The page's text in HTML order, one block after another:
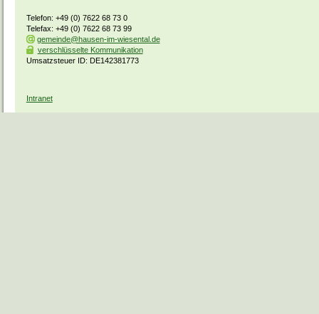
Telefon: +49 (0) 7622 68 73 0
Telefax: +49 (0) 7622 68 73 99
gemeinde@hausen-im-wiesental.de
verschlüsselte Kommunikation
Umsatzsteuer ID: DE142381773
Intranet